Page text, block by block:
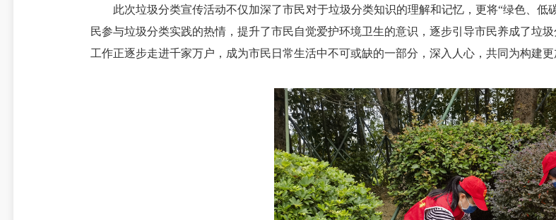
此次垃圾分类宣传活动不仅加深了市民对于垃圾分类知识的理解和记忆，更将“绿色、低
民参与垃圾分类实践的热情，提升了市民自觉爱护环境卫生的意识，逐步引导市民养成了垃
工作正逐步走进千家万户，成为市民日常生活中不可或缺的一部分，深入人心，共同为构建